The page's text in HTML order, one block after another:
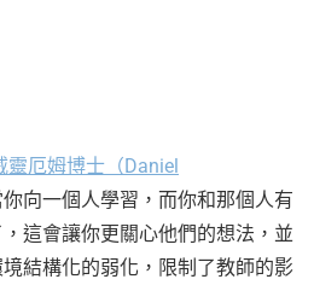
靈厄姆博士（Daniel
你向一個人學習，而你和那個人有
這會讓你更關心他們的想法，並
結構化的弱化，限制了教師的影